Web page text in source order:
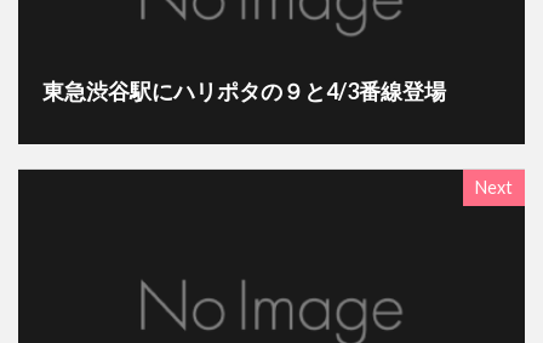
東急渋谷駅にハリポタの９と4/3番線登場
Next